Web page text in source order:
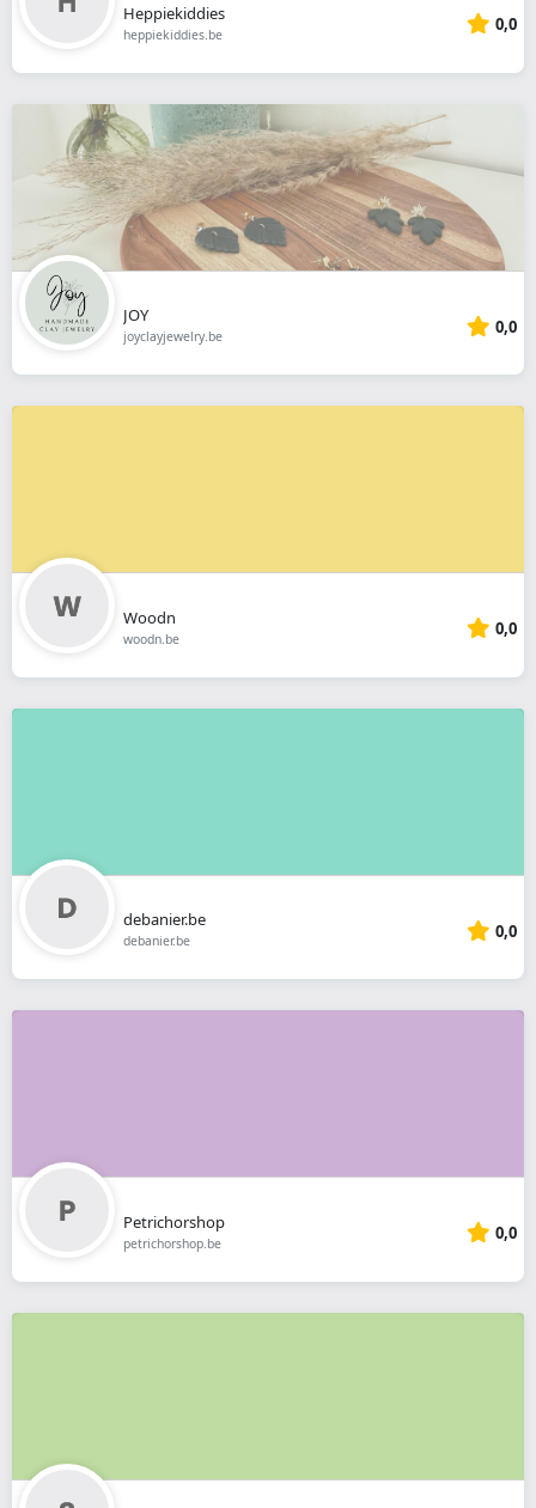
Heppiekiddies
heppiekiddies.be 0,0
JOY
joyclayjewelry.be 0,0
Woodn
woodn.be 0,0
debanier.be
debanier.be 0,0
Petrichorshop
petrichorshop.be 0,0